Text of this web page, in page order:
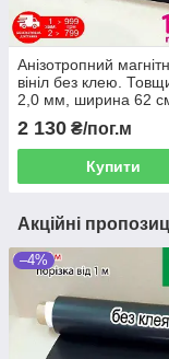
Анізотропний
вініл без клею.
2,0 мм, ширина 62
х 0,62 м). Продаж у
погонних метрах
2 130 ₴/пог.м
Купити
Акційні
–4%